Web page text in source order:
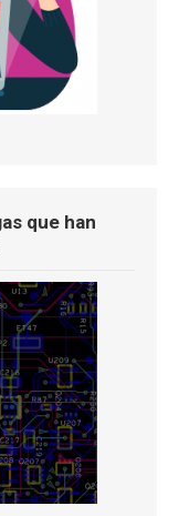
que han